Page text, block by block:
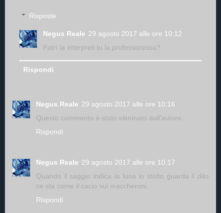
Risposte
Negus Reale 29 agosto 2017 alle ore 10:12
Patrì la interpreti tu la professoressa?
Rispondi
Negus Reale 29 agosto 2017 alle ore 10:16
Questo commento è stato eliminato dall'autore.
Rispondi
Negus Reale 29 agosto 2017 alle ore 10:17
Quando il saggio indica la luna lo stolto guarda il dito
ce sta come il cacio sui maccheroni.
Rispondi